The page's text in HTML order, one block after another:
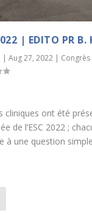
| EDITO PR B.
|Aug 27, 2022 |
cliniques ont été
de l’ESC 2022 ;
à une question